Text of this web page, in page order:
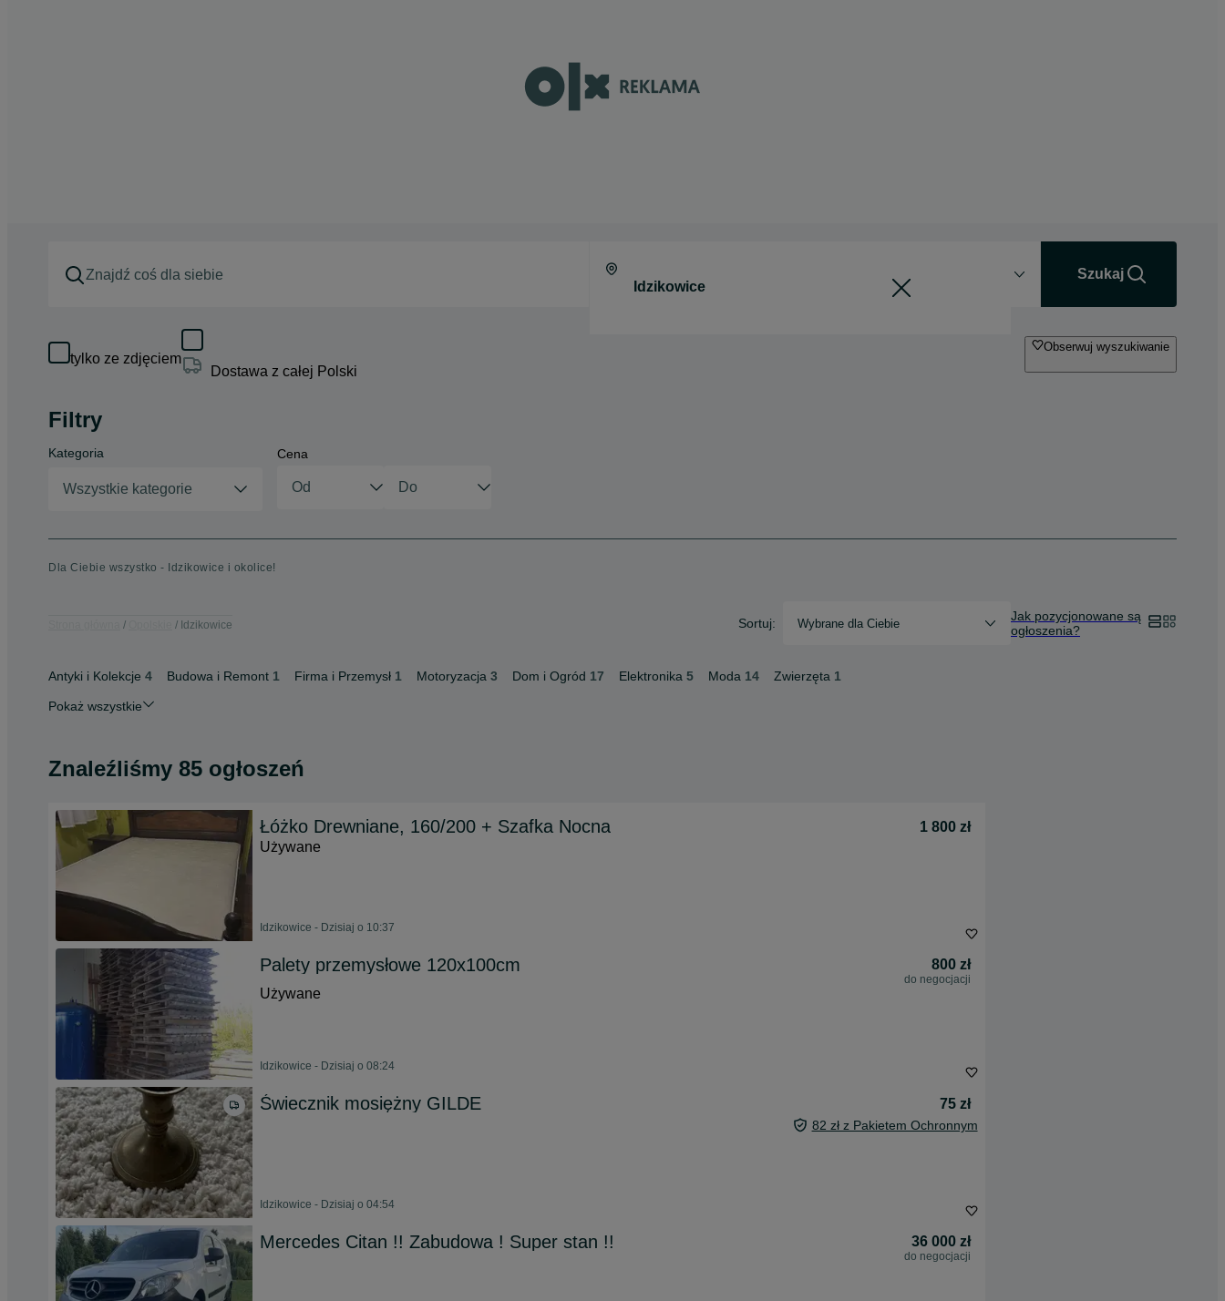
Szukaj
tylko ze zdjęciem
Dostawa z całej Polski
Obserwuj wyszukiwanie
Filtry
Kategoria
Wszystkie kategorie
Cena
Dla Ciebie wszystko - Idzikowice i okolice!
Idzikowice Sortuj: Wybrane dla Ciebie
Jak pozycjonowane są
ogłoszenia?
Antyki i Kolekcje 4 Budowa i Remont 1 Firma i Przemysł 1 Motoryzacja 3 Dom i Ogród 17 Elektronika 5 Moda 14 Zwierzęta 1
Pokaż wszystkie
Znaleźliśmy 85 ogłoszeń
Łóżko Drewniane, 160/200 + Szafka Nocna
1 800 zł
Używane
Idzikowice - Dzisiaj o 10:37
Palety przemysłowe 120x100cm 800 zł
do negocjacji
Używane
Idzikowice - Dzisiaj o 08:24
Świecznik mosiężny GILDE 75 zł
82 zł z Pakietem Ochronnym
Idzikowice - Dzisiaj o 04:54
Mercedes Citan !! Zabudowa ! Super stan !! 36 000 zł
do negocjacji